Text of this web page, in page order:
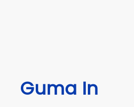
Guma In